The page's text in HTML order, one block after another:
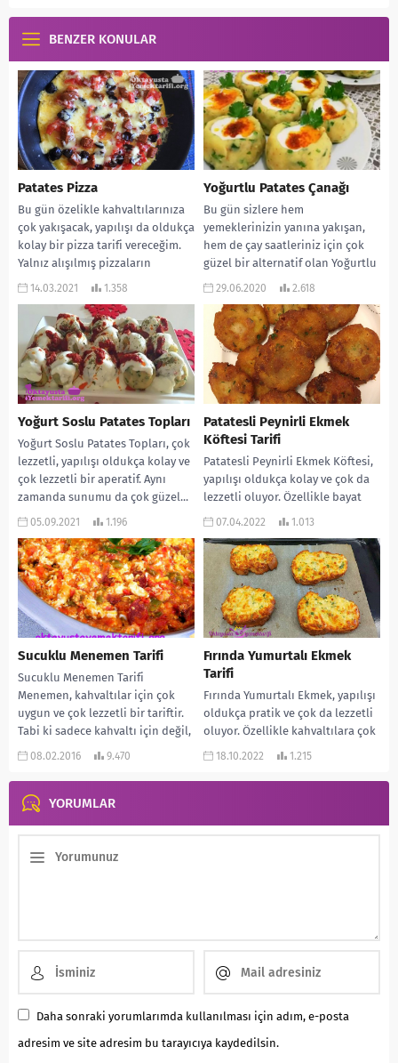
BENZER KONULAR
Patates Pizza
Bu gün özelikle kahvaltılarınıza
çok yakışacak, yapılışı da oldukça
kolay bir pizza tarifi vereceğim.
Yalnız alışılmış pizzaların
dışında. Hamur yok...
14.03.2021 1.358
Yoğurtlu Patates Çanağı
Bu gün sizlere hem
yemeklerinizin yanına yakışan,
hem de çay saatleriniz için çok
güzel bir alternatif olan Yoğurtlu
Patates Çanağının...
29.06.2020 2.618
Yoğurt Soslu Patates Topları
Yoğurt Soslu Patates Topları, çok
lezzetli, yapılışı oldukça kolay ve
çok lezzetli bir aperatif. Aynı
zamanda sunumu da çok güzel...
05.09.2021 1.196
Patatesli Peynirli Ekmek
Köftesi Tarifi
Patatesli Peynirli Ekmek Köftesi,
yapılışı oldukça kolay ve çok da
lezzetli oluyor. Özellikle bayat
ekmekleri değerlendirmek için
07.04.2022 1.013
Sucuklu Menemen Tarifi
Sucuklu Menemen Tarifi
Menemen, kahvaltılar için çok
uygun ve çok lezzetli bir tariftir.
Tabi ki sadece kahvaltı için değil,
günün...
08.02.2016 9.470
Fırında Yumurtalı Ekmek
Tarifi
Fırında Yumurtalı Ekmek, yapılışı
oldukça pratik ve çok da lezzetli
oluyor. Özellikle kahvaltılara çok
yakışıyor. Bu şekilde bayat
18.10.2022 1.215
YORUMLAR
Daha sonraki yorumlarımda kullanılması için adım, e-posta
adresim ve site adresim bu tarayıcıya kaydedilsin.